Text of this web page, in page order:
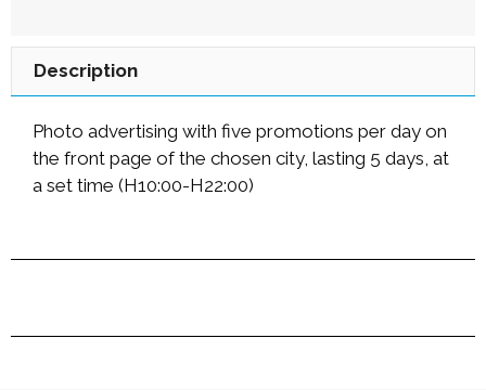
Description
Photo advertising with five promotions per day on
the front page of the chosen city, lasting 5 days, at
a set time (H10:00-H22:00)